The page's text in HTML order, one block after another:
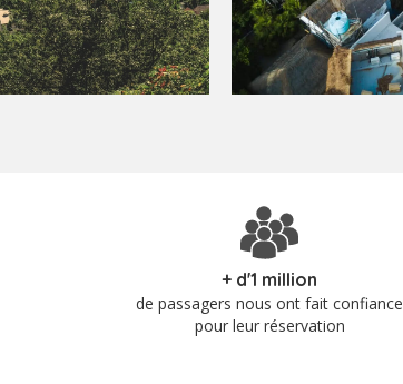
+ d'1 million
de passagers nous ont fait confiance
pour leur réservation